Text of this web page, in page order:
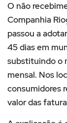
O não
Companhia
passou a
45 dias em
substituindo o
mensal. Nos
consumidores
valor das